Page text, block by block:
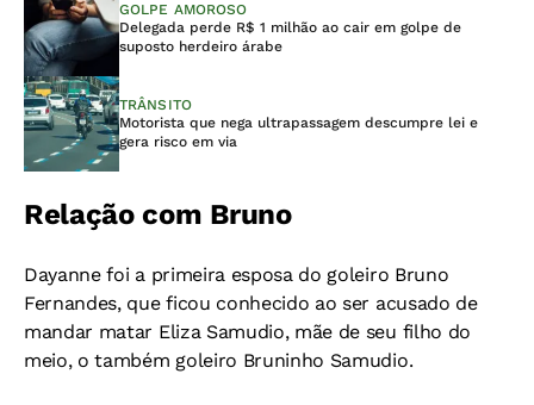
GOLPE AMOROSO
Delegada perde R$ 1 milhão ao cair em golpe de
suposto herdeiro árabe
TRÂNSITO
Motorista que nega ultrapassagem descumpre lei e
gera risco em via
Relação com Bruno
Dayanne foi a primeira esposa do goleiro Bruno
Fernandes, que ficou conhecido ao ser acusado de
mandar matar Eliza Samudio, mãe de seu filho do
meio, o também goleiro Bruninho Samudio.